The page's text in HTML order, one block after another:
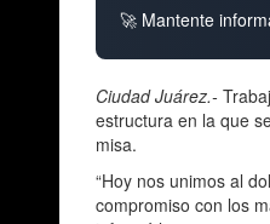
🚀 Mantente
Ciudad Juárez.-
estructura en la que
misa.
“Hoy nos unimos al
compromiso con los